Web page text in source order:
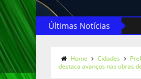
Últimas Notícias
Home Cidades
destaca avanços nas obras